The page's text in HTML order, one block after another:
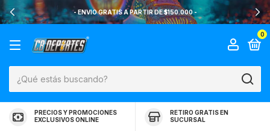
- ENVIO GRATIS A PARTIR DE $150.000 -
0
PRECIOS Y PROMOCIONES
EXCLUSIVOS ONLINE
RETIRO GRATIS EN
SUCURSAL